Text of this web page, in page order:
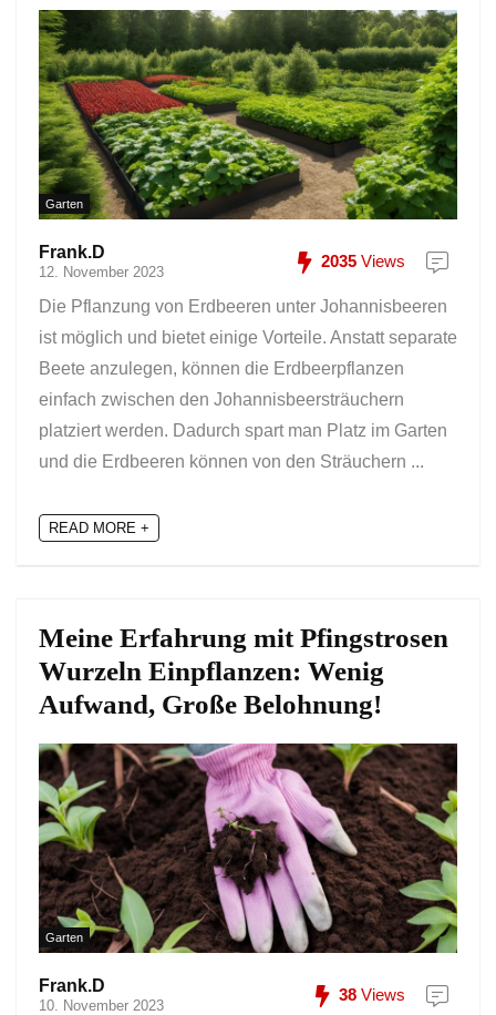
Garten
Frank.D
12. November 2023
2035 Views
Die Pflanzung von Erdbeeren unter Johannisbeeren
ist möglich und bietet einige Vorteile. Anstatt separate
Beete anzulegen, können die Erdbeerpflanzen
einfach zwischen den Johannisbeersträuchern
platziert werden. Dadurch spart man Platz im Garten
und die Erdbeeren können von den Sträuchern ...
READ MORE +
Meine Erfahrung mit Pfingstrosen
Wurzeln Einpflanzen: Wenig
Aufwand, Große Belohnung!
Garten
Frank.D
10. November 2023
38 Views